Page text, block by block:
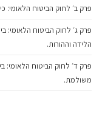
פרק ב׳ לחוק הביטוח הלאומי:
פרק ג׳ לחוק הביטוח הלאומי:
הלידה וההורות.
פרק ד׳ לחוק הביטוח הלאומי:
משולמת.